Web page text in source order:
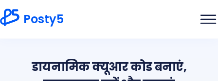
Posty5
डायनामिक क्यूआर कोड बनाएं,